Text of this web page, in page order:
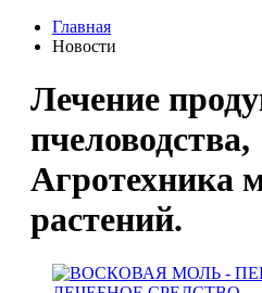
Главная
Новости
Лечение
пчеловодства,
Агротехника
растений.